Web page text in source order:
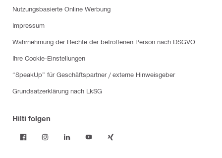
Nutzungsbasierte Online Werbung
Impressum
Wahrnehmung der Rechte der betroffenen Person nach DSGVO
Ihre Cookie-Einstellungen
“SpeakUp” für Geschäftspartner / externe Hinweisgeber
Grundsatzerklärung nach LkSG
Hilti folgen